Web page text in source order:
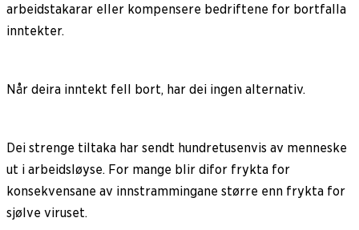
arbeidstakarar eller kompensere bedriftene for bortfalla
inntekter.
Når deira inntekt fell bort, har dei ingen alternativ.
Dei strenge tiltaka har sendt hundretusenvis av menneske
ut i arbeidsløyse. For mange blir difor frykta for
konsekvensane av innstrammingane større enn frykta for
sjølve viruset.